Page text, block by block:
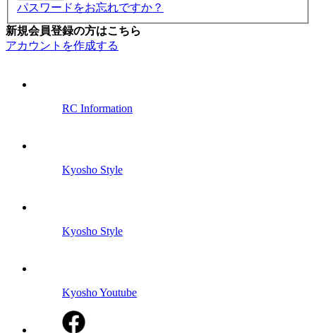
パスワードをお忘れですか？
新規会員登録の方はこちら
アカウントを作成する
RC Information
Kyosho Style
Kyosho Style
Kyosho Youtube